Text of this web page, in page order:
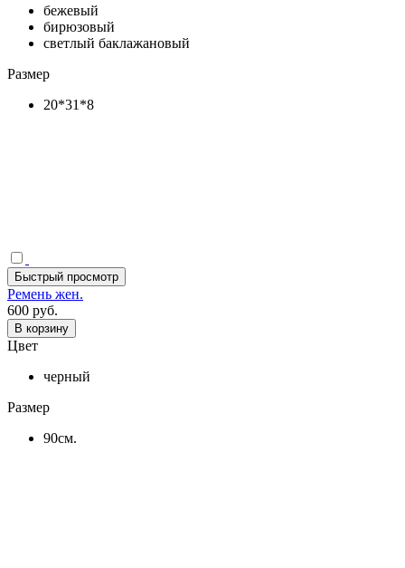
бежевый
бирюзовый
светлый баклажановый
Размер
20*31*8
Быстрый просмотр
Ремень жен.
600 руб.
В корзину
Цвет
черный
Размер
90см.